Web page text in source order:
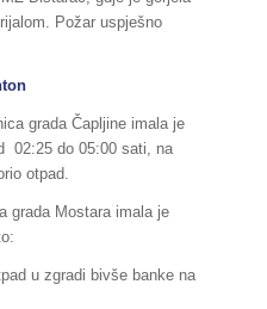
Požar uspješno
grada Čapljine imala je
02:25 do 05:00 sati, na
otpad.
grada Mostara imala je
u zgradi bivše banke na